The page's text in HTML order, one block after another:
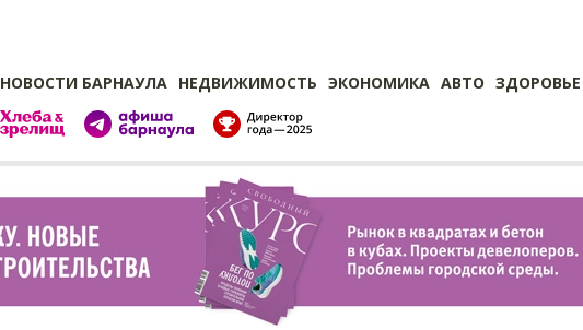
НОВОСТИ БАРНАУЛА НЕДВИЖИМОСТЬ ЭКОНОМИКА АВТО ЗДОРОВЬЕ